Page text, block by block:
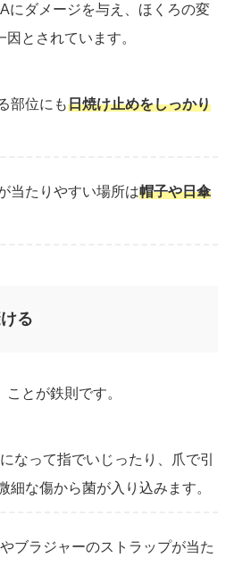
にダメージを与え、ほくろの変
とされています。
部位にも日焼け止めをしっかり
当たりやすい場所は帽子や日傘
る
とが鉄則です。
なって指でいじったり、爪で引
細な傷から菌が入り込みます。
ブラジャーのストラップが当た